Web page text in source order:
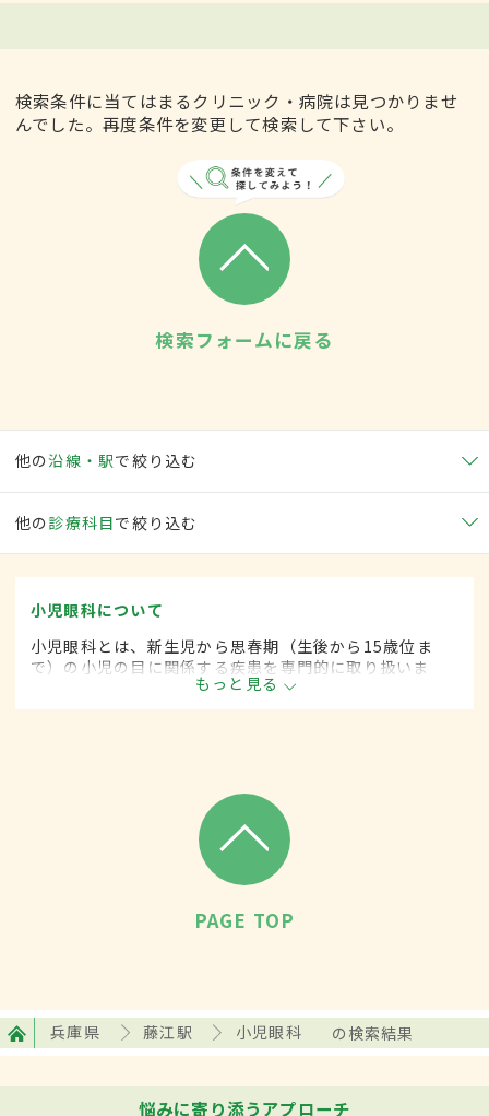
検索条件に当てはまるクリニック・病院は見つかりませ
んでした。再度条件を変更して検索して下さい。
検索フォームに戻る
他の沿線・駅で絞り込む
他の 診療科目で絞り込む
小児眼科について
小児眼科とは、新生児から思春期（生後から15歳位ま
で）の小児の目に関係する疾患を専門的に取り扱いま
もっと見る
PAGE TOP
兵庫県 藤江駅 小児眼科 の検索結果
悩みに寄り添うアプローチ